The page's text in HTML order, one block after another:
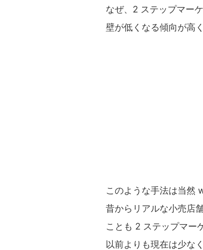
なぜ、2 ステップマー
壁が低くなる傾向が高
このような手法は当然
昔からリアルな小売店
ことも 2 ステップマー
以前よりも現在は少な